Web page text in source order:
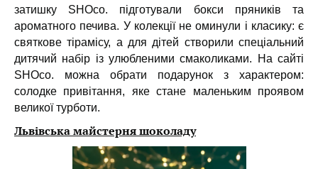
затишку SHOco. підготували бокси пряників та
ароматного печива. У колекції не оминули і класику: є
святкове тірамісу, а для дітей створили спеціальний
дитячий набір із улюбленими смаколиками. На сайті
SHOco. можна обрати подарунок з характером:
солодке привітання, яке стане маленьким проявом
великої турботи.
Львівська майстерня шоколаду